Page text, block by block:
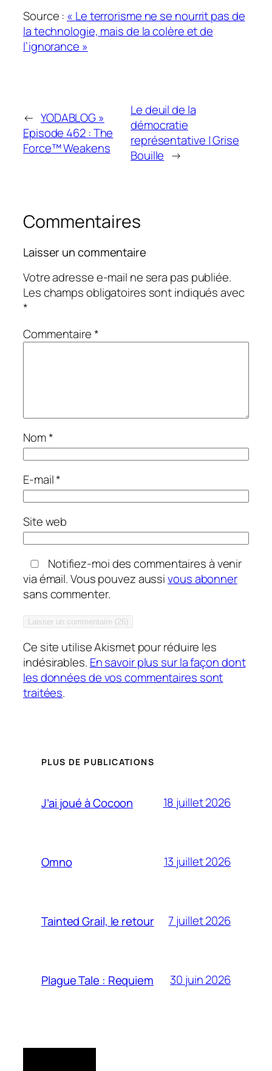
Source : « Le terrorisme ne se nourrit pas de
la technologie, mais de la colère et de
l’ignorance »
← YODABLOG »
Episode 462 : The
Force™ Weakens
Le deuil de la
démocratie
représentative | Grise
Bouille →
Commentaires
Laisser un commentaire
Votre adresse e-mail ne sera pas publiée.
Les champs obligatoires sont indiqués avec
*
Commentaire*
Nom*
E-mail*
Site web
Notifiez-moi des commentaires à venir
via émail. Vous pouvez aussivous abonner
sans commenter.
Ce site utilise Akismet pour réduire les
indésirables. En savoir plus sur la façon dont
les données de vos commentaires sont
traitées.
PLUS DE PUBLICATIONS
J’ai joué à Cocoon 18 juillet 2026
Omno 13 juillet 2026
Tainted Grail, le retour 7 juillet 2026
Plague Tale : Requiem 30 juin 2026